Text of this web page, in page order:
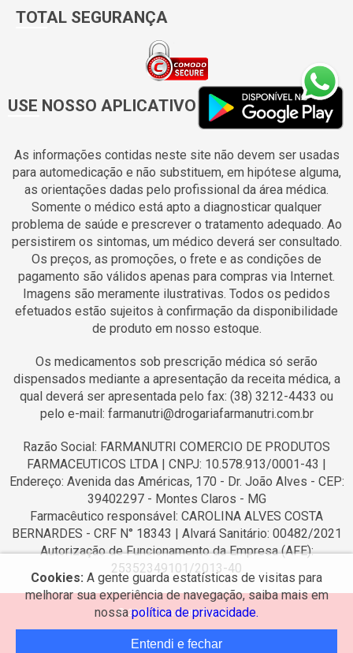
TOTAL SEGURANÇA
USE NOSSO APLICATIVO
As informações contidas neste site não devem ser usadas
para automedicação e não substituem, em hipótese alguma,
as orientações dadas pelo profissional da área médica.
Somente o médico está apto a diagnosticar qualquer
problema de saúde e prescrever o tratamento adequado. Ao
persistirem os sintomas, um médico deverá ser consultado.
Os preços, as promoções, o frete e as condições de
pagamento são válidos apenas para compras via Internet.
Imagens são meramente ilustrativas. Todos os pedidos
efetuados estão sujeitos à confirmação da disponibilidade
de produto em nosso estoque.
Os medicamentos sob prescrição médica só serão
dispensados mediante a apresentação da receita médica, a
qual deverá ser apresentada pelo fax: (38) 3212-4433 ou
pelo e-mail: farmanutri@drogariafarmanutri.com.br
Razão Social: FARMANUTRI COMERCIO DE PRODUTOS
FARMACEUTICOS LTDA | CNPJ: 10.578.913/0001-43 |
Endereço: Avenida das Américas, 170 - Dr. João Alves - CEP:
39402297 - Montes Claros - MG
Farmacêutico responsável: CAROLINA ALVES COSTA
BERNARDES - CRF N° 18343 | Alvará Sanitário: 00482/2021
Autorização de Funcionamento da Empresa (AFE):
25352349101/2013-40
Cookies: A gente guarda estatísticas de visitas para
melhorar sua experiência de navegação, saiba mais em
nossapolítica de privacidade.
Entendi e fechar
© 2026 Farmanutri Popular.